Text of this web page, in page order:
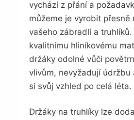
vychází z přání a
můžeme je vyrobit přesně
vašeho zábradlí a truhlíků.
kvalitnímu hliníkovému
držáky odolné vůči
vlivům, nevyžadují údržbu
si svůj vzhled po celá léta.
Držáky na truhlíky lze